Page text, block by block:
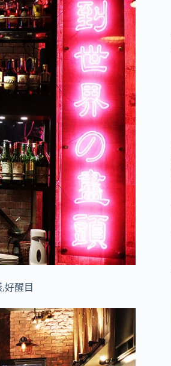
好醒目